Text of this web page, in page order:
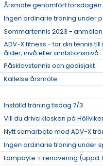
Årsmöte genomfört torsdagen
Ingen ordinarie träning under
Sommartennis 2023 -
ADV-X fitness - tar din tennis
ålder, nivå eller ambitionsnivå
Påsklovstennis och godisjakt
Kallelse årsmöte
Inställd träning tisdag 7/3
Vill du driva kiosken på
Nytt samarbete med ADV-X
Ingen ordinarie träning under
Lampbyte + renovering